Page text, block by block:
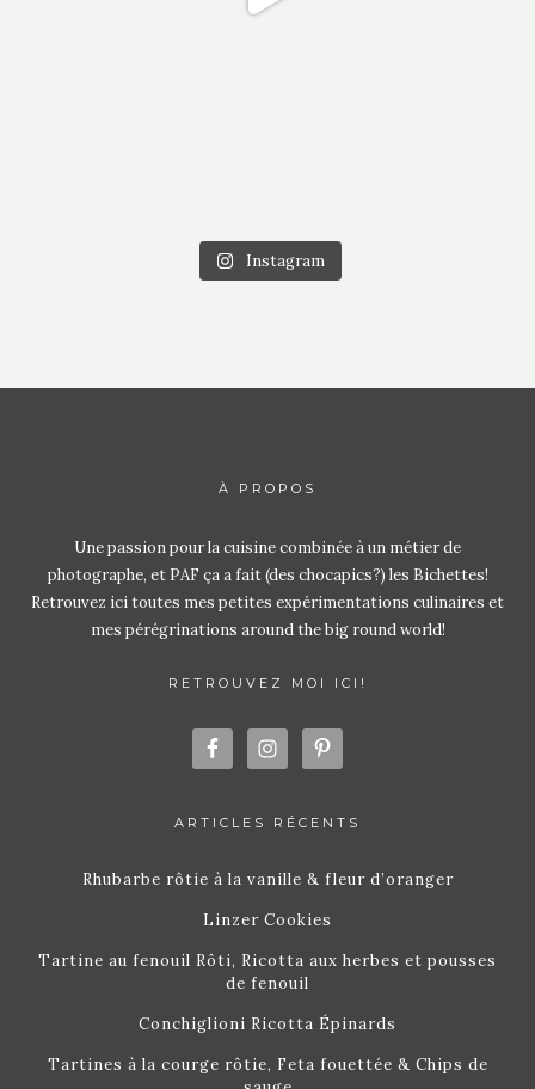
Instagram
À PROPOS
Une passion pour la cuisine combinée à un métier de
photographe, et PAF ça a fait (des chocapics?) les Bichettes!
Retrouvez ici toutes mes petites expérimentations culinaires et
mes pérégrinations around the big round world!
RETROUVEZ MOI ICI!
ARTICLES RÉCENTS
Rhubarbe rôtie à la vanille & fleur d’oranger
Linzer Cookies
Tartine au fenouil Rôti, Ricotta aux herbes et pousses
de fenouil
Conchiglioni Ricotta Épinards
Tartines à la courge rôtie, Feta fouettée & Chips de